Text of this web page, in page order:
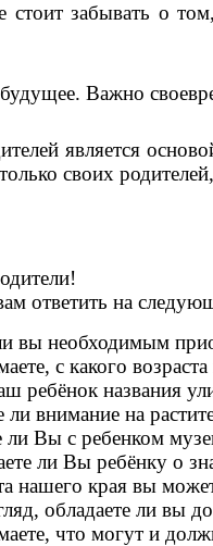
стоит забывать о
Важно
является
своих
ответить на
вы необходимым
с какого
ребёнок названия
ли внимание на
ли Вы с ребенком
ли Вы ребёнку о
нашего края вы
обладаете ли вы
что могут и